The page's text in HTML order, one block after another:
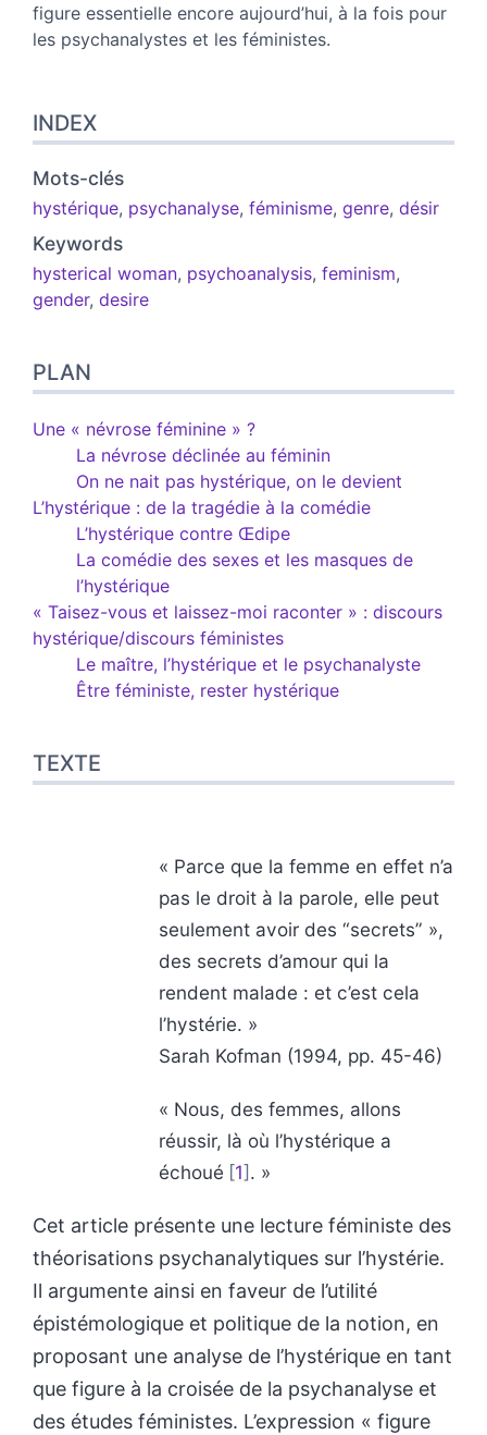
figure essentielle encore aujourd’hui, à la fois pour
les psychanalystes et les féministes.
INDEX
Mots-clés
hystérique, psychanalyse, féminisme, genre, désir
Keywords
hysterical woman, psychoanalysis, feminism,
gender, desire
PLAN
Une « névrose féminine » ?
La névrose déclinée au féminin
On ne nait pas hystérique, on le devient
L’hystérique : de la tragédie à la comédie
L’hystérique contre Œdipe
La comédie des sexes et les masques de
l’hystérique
« Taisez-vous et laissez-moi raconter » : discours
hystérique/discours féministes
Le maître, l’hystérique et le psychanalyste
Être féministe, rester hystérique
TEXTE
« Parce que la femme en effet n’a
pas le droit à la parole, elle peut
seulement avoir des “secrets” »,
des secrets d’amour qui la
rendent malade : et c’est cela
l’hystérie. »
Sarah Kofman (1994, pp. 45-46)
« Nous, des femmes, allons
réussir, là où l’hystérique a
échoué 1 . »
Cet article présente une lecture féministe des
théorisations psychanalytiques sur l’hystérie.
Il argumente ainsi en faveur de l’utilité
épistémologique et politique de la notion, en
proposant une analyse de l’hystérique en tant
que figure à la croisée de la psychanalyse et
des études féministes. L’expression « figure